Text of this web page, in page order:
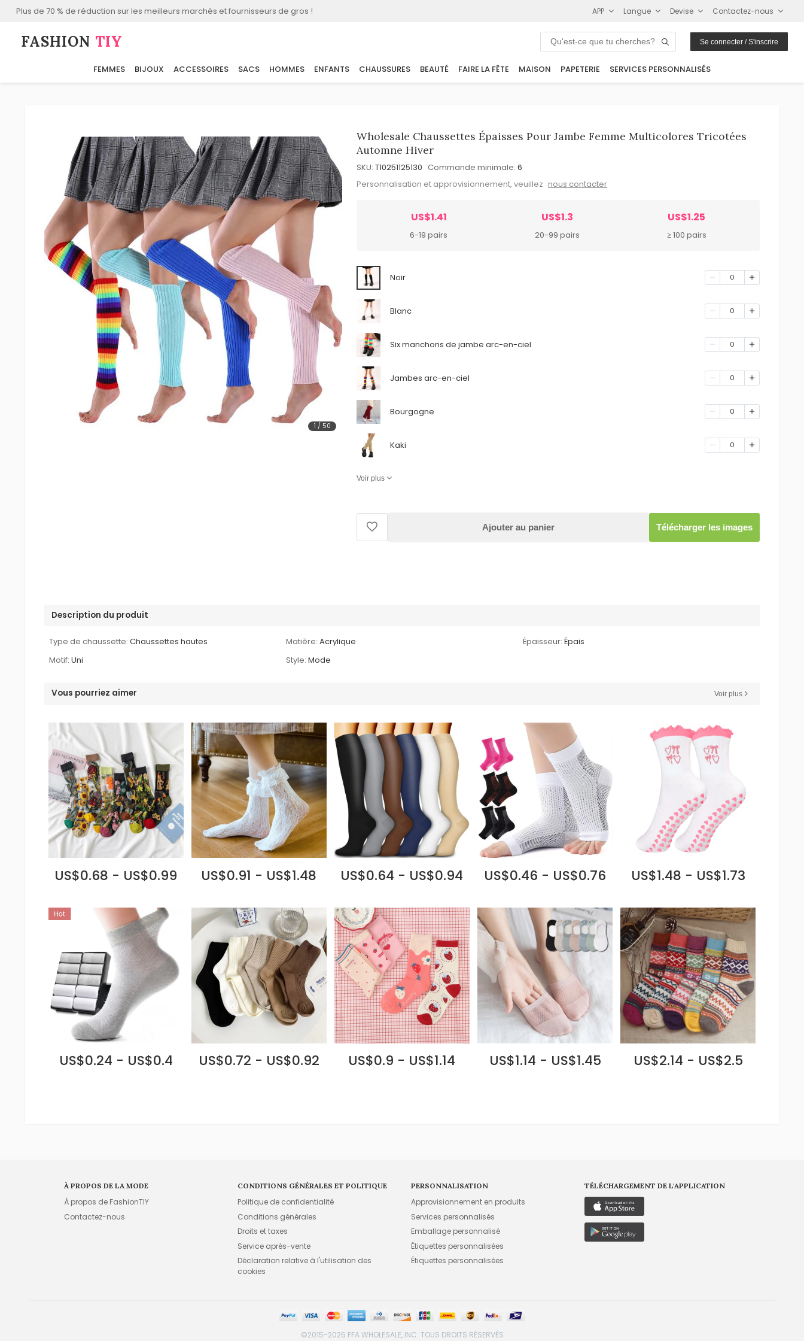
Plus de 70 % de réduction sur les meilleurs marchés et fournisseurs de gros ! APP Langue Devise Contactez-nous
FASHION⁠ TIY Se connecter / S'inscrire
FEMMES BIJOUX ACCESSOIRES SACS HOMMES ENFANTS CHAUSSURES BEAUTÉ FAIRE LA FÊTE MAISON PAPETERIE SERVICES PERSONNALISÉS
1 / 50
Wholesale Chaussettes Épaisses Pour Jambe Femme Multicolores Tricotées
Automne Hiver
SKU: T10251125130 Commande minimale: 6
Personnalisation et approvisionnement, veuillez nous contacter
US$1.41
6-19 pairs
US$1.3
20-99 pairs
US$1.25
≥ 100 pairs
Noir 0
Blanc 0
Six manchons de jambe arc-en-ciel 0
Jambes arc-en-ciel 0
Bourgogne 0
Kaki 0
Voir plus
Ajouter au panier Télécharger les images
Description du produit
Type de chaussette: Chaussettes hautes Matière: Acrylique Épaisseur: Épais
Motif: Uni Style: Mode
Vous pourriez aimer Voir plus
US$0.68 - US$0.99 US$0.91 - US$1.48 US$0.64 - US$0.94 US$0.46 - US$0.76 US$1.48 - US$1.73
US$0.24 - US$0.4 US$0.72 - US$0.92 US$0.9 - US$1.14 US$1.14 - US$1.45 US$2.14 - US$2.5
À PROPOS DE LA MODE
À propos de FashionTIY
Contactez-nous
CONDITIONS GÉNÉRALES ET POLITIQUE
Politique de confidentialité
Conditions générales
Droits et taxes
Service après-vente
Déclaration relative à l'utilisation des
cookies
PERSONNALISATION
Approvisionnement en produits
Services personnalisés
Emballage personnalisé
Étiquettes personnalisées
Étiquettes personnalisées
TÉLÉCHARGEMENT DE L'APPLICATION
©2015-2026 FFA WHOLESALE, INC. TOUS DROITS RÉSERVÉS